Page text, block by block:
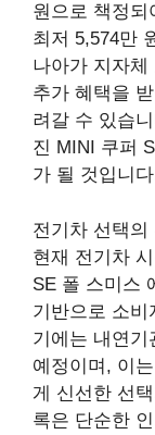
원으로 책정되
최저 5,574만
나아가 지자체
추가 혜택을
려갈 수 있습
진 MINI 쿠퍼
가 될 것입니
전기차 선택의
현재 전기차
SE 폴 스미스
기반으로 소
기에는 내연기
예정이며, 이
게 신선한 선
록은 단순한